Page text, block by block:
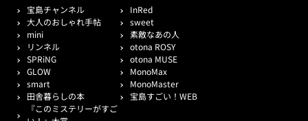
宝島チャンネル
InRed
大人のおしゃれ手帖
sweet
mini
素敵なあの人
リンネル
otona ROSY
SPRiNG
otona MUSE
GLOW
MonoMax
smart
MonoMaster
田舎暮らしの本
宝島すごい！WEB
『このミステリーがすご